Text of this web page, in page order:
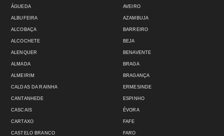
ÁGUEDA
ALBUFEIRA
ALCOBAÇA
ALCOCHETE
ALENQUER
ALMADA
ALMEIRIM
AVEIRO
AZAMBUJA
BARREIRO
BEJA
BENAVENTE
BRAGA
BRAGANÇA
CALDAS DA RAINHA
CANTANHEDE
CASCAIS
CARTAXO
CASTELO BRANCO
ERMESINDE
ESPINHO
ÉVORA
FAFE
FARO